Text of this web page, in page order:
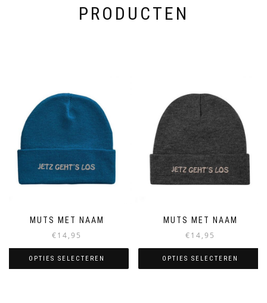
PRODUCTEN
MUTS MET NAAM
€14,95
OPTIES SELECTEREN
MUTS MET NAAM
€14,95
OPTIES SELECTEREN